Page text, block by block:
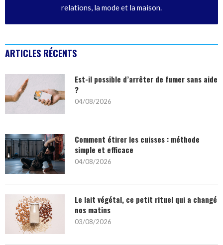
relations, la mode et la maison.
ARTICLES RÉCENTS
Est-il possible d’arrêter de fumer sans aide
?
04/08/2026
Comment étirer les cuisses : méthode
simple et efficace
04/08/2026
Le lait végétal, ce petit rituel qui a changé
nos matins
03/08/2026